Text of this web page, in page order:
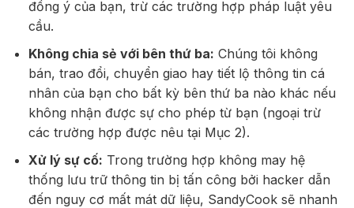
đồng ý của bạn, trừ các trường hợp pháp luật yêu
cầu.
Không chia sẻ với bên thứ ba: Chúng tôi không
bán, trao đổi, chuyển giao hay tiết lộ thông tin cá
nhân của bạn cho bất kỳ bên thứ ba nào khác nếu
không nhận được sự cho phép từ bạn (ngoại trừ
các trường hợp được nêu tại Mục 2).
Xử lý sự cố: Trong trường hợp không may hệ
thống lưu trữ thông tin bị tấn công bởi hacker dẫn
đến nguy cơ mất mát dữ liệu, SandyCook sẽ nhanh